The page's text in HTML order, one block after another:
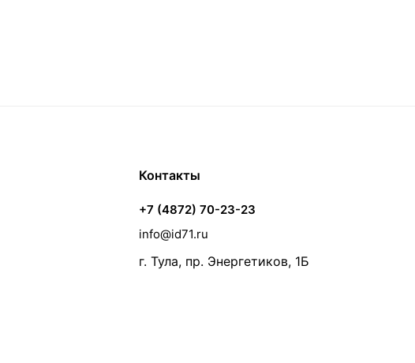
Контакты
+7 (4872) 70-23-23
info@id71.ru
г. Тула, пр. Энергетиков, 1Б